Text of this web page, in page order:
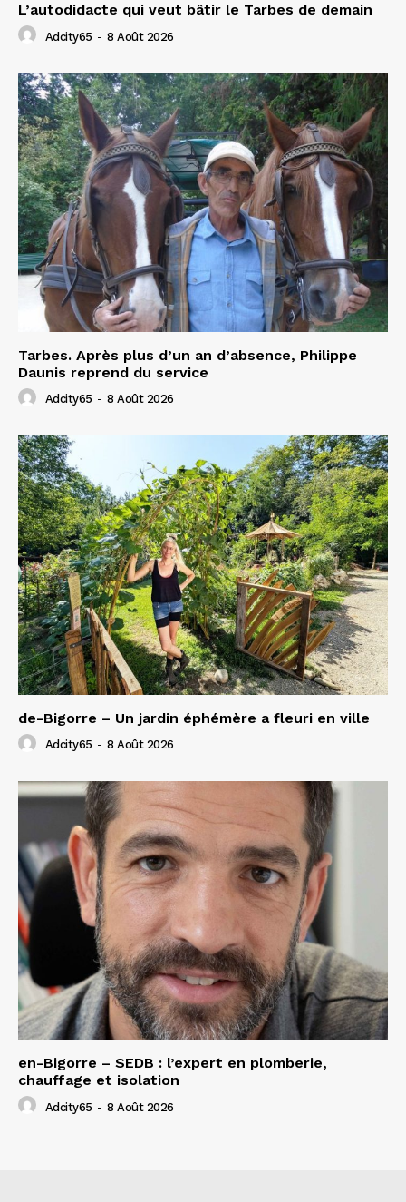
L’autodidacte qui veut bâtir le Tarbes de demain
Adcity65 - 8 Août 2026
Tarbes. Après plus d’un an d’absence, Philippe
Daunis reprend du service
Adcity65 - 8 Août 2026
de-Bigorre – Un jardin éphémère a fleuri en ville
Adcity65 - 8 Août 2026
en-Bigorre – SEDB : l’expert en plomberie,
chauffage et isolation
Adcity65 - 8 Août 2026